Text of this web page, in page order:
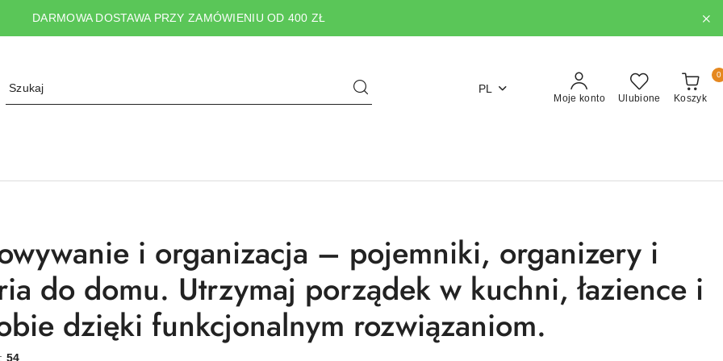
DARMOWA DOSTAWA PRZY ZAMÓWIENIU OD 400 ZŁ
PL
Moje konto Ulubione Koszyk
0
i organizacja – pojemniki, organizery i
do domu. Utrzymaj porządek w kuchni, łazience i
dzięki funkcjonalnym rozwiązaniom.
54